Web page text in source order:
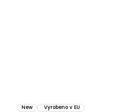
New Vyrobeno v EU